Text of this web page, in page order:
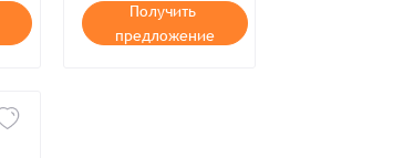
Получить
предложение